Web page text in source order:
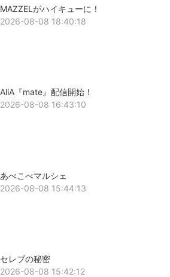
MAZZELがハイキューに！
2026-08-08 18:40:18
AliA『mate』配信開始！
2026-08-08 16:43:10
あべこべマルシェ
2026-08-08 15:44:13
セレブの秘密
2026-08-08 15:42:12